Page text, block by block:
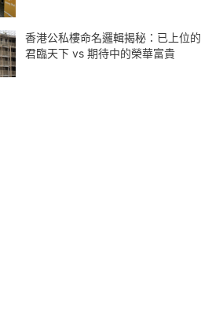
香港公私樓命名邏輯揭秘：已上位的
君臨天下 vs 期待中的榮華富貴